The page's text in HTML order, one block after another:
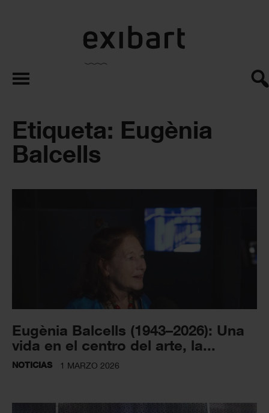
exibart.es
Etiqueta: Eugènia
Balcells
Eugènia Balcells (1943–2026): Una
vida en el centro del arte, la...
NOTICIAS 1 MARZO 2026